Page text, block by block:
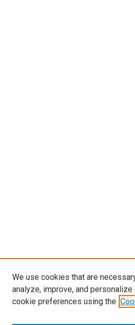
We use cookies that are
analyze, improve, and
cookie preferences using the